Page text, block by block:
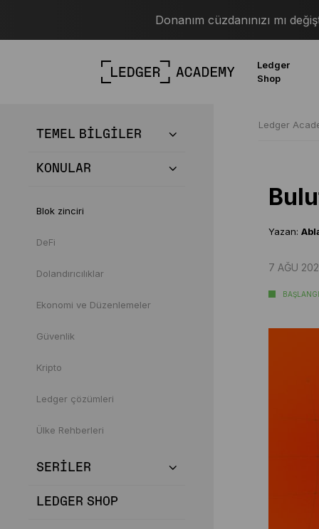
Donanım cüzdanınızı mı
Ledger
Shop
TEMEL BİLGİLER
KONULAR
Blok zinciri
DeFi
Dolandırıcılıklar
Ekonomi ve Düzenlemeler
Güvenlik
Kripto
Ledger çözümleri
Ülke Rehberleri
SERILER
LEDGER SHOP
Ledger
Yazan:
7 AĞU